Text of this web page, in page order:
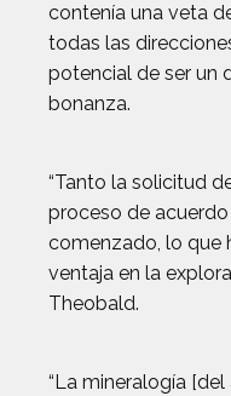
contenía una veta
todas las
potencial de ser un
bonanza.
“Tanto la solicitud
proceso de
comenzado, lo que
ventaja en la
Theobald.
“La mineralogía